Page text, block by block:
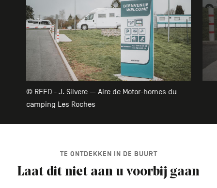
© REED - J. Silvere — Aire de Motor-homes du
camping Les Roches
TE ONTDEKKEN IN DE BUURT
Laat dit niet aan u voorbij gaan